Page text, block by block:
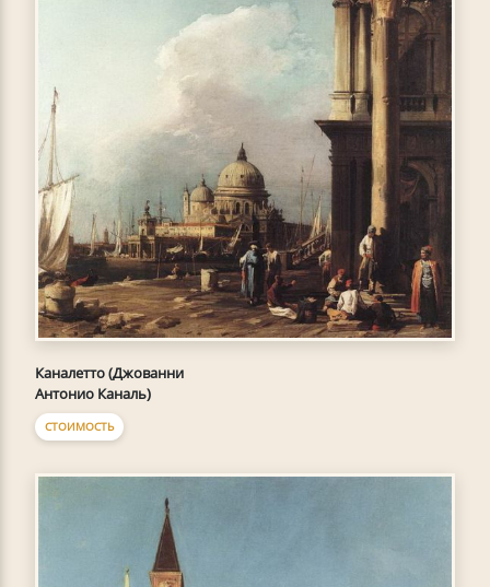
Каналетто (Джованни
Антонио Каналь)
СТОИМОСТЬ